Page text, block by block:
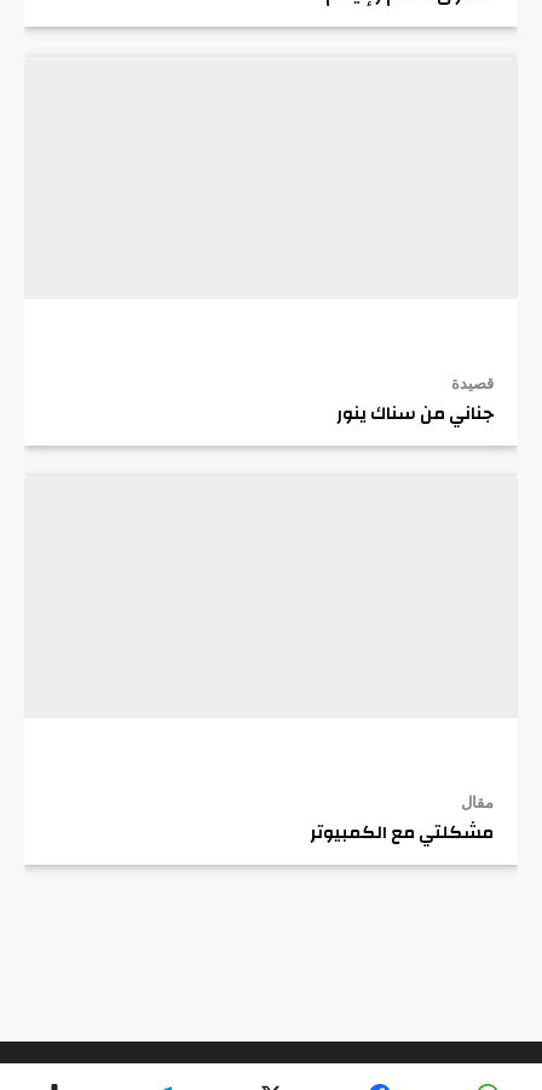
قصيدة
جناني من سناك ينور
مقال
مشكلتي مع الكمبيوتر